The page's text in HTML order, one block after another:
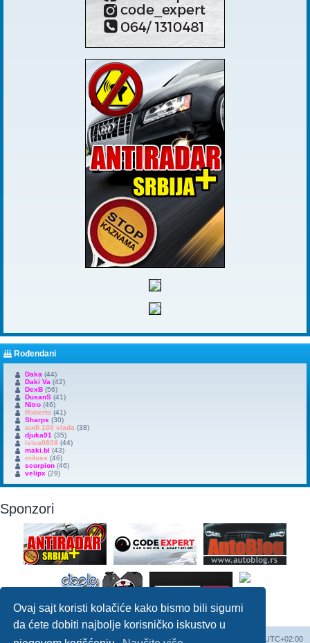
Ovaj sajt koristi kolačiće kako bismo bili sigurni
da ćete dobiti najbolje korisničko iskustvo u
Rođendani
Daka (44)
Daki Va (42)
DexB (56)
DusanS (41)
Nitro (46)
Roberto (41)
Sharps (30)
audi 100 vlada (38)
djuka91 (35)
ivica0808 (44)
maki.bl (43)
miloss (46)
scorpion (46)
velipx (29)
Sponzori
Početna Početna foruma UTC+02:00
Obriši kolačiće